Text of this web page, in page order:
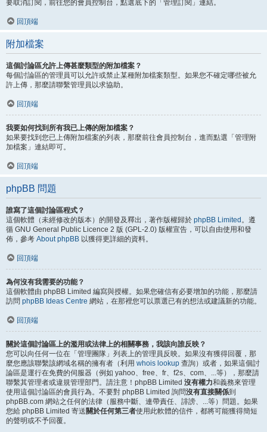
要取消訂閱，前往您的會員控制台，點選底下的「管理訂閱」連結。
回頂端
附加檔案
這個討論區允許上傳甚麼類型的附加檔案？
每個討論區的管理員可以允許或禁止某種附加檔案類型。如果您不確定哪些被允
許上傳，那麼請聯繫管理員以求協助。
回頂端
我要如何找到所有我已上傳的附加檔案？
如果要找到您已上傳附加檔案的列表，那麼前往會員控制台，進而點選「管理附
加檔案」連結即可。
回頂端
phpBB 問題
誰寫了這個討論區程式？
這個軟體（未經修改的版本）的開發及釋出，著作版權歸於 phpBB Limited 。遵
循 GNU General Public Licence 2 版 (GPL-2.0) 版權宣告，可以自由使用和發
佈，參考 About phpBB 以獲得更詳細的資料。
回頂端
為何沒有我需要的功能？
這個軟體由 phpBB Limited 編寫與授權。如果您確信有必要增加的功能，那麼請
訪問 phpBB Ideas Centre 網站，在那裡您可以票選已有的想法或建議新的功能。
回頂端
關於這個討論區上的濫用或法律上的相關事務，我該向誰反映？
您可以向任何一位在「管理團隊」列表上的管理員反映。如果沒有獲得回覆，那
麼您應該聯繫該網域名稱的擁有者（利用 whois lookup 查詢）或者，如果這個討
論區是運行在免費的伺服器（例如 yahoo、free、fr、f2s、com、...等），那麼請
聯繫其管理者或違規管理部門。請注意！phpBB Limited 沒有權力和義務來管理
使用這個討論區的會員行為。不要對 phpBB Limited 詢問沒有直接關係到
phpBB.com 網站之任何的法律（服務中斷、連帶責任、誹謗、...等）問題。如果
您給 phpBB Limited 寄送關於任何第三者使用此軟體的信件，都將可能獲得簡短
的聲明或不予回覆。